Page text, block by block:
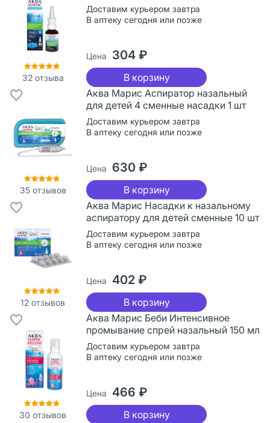
32отзыва
Доставим курьером завтра
В аптеку сегодня или позже
Цена 304 ₽
В корзину
35отзывов
Аква Марис Аспиратор назальный
для детей 4 сменные насадки 1 шт
Доставим курьером завтра
В аптеку сегодня или позже
Цена 630 ₽
В корзину
12 отзывов
Аква Марис Насадки к назальному
аспиратору для детей сменные 10 шт
Доставим курьером завтра
В аптеку сегодня или позже
Цена 402 ₽
В корзину
30 отзывов
Аква Марис Беби Интенсивное
промывание спрей назальный 150 мл
Доставим курьером завтра
В аптеку сегодня или позже
Цена 466 ₽
В корзину